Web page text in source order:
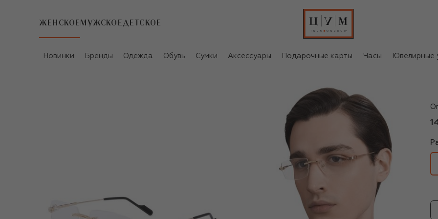
ЖЕНСКОЕ МУЖСКОЕ ДЕТСКОЕ
Новинки Бренды Одежда Обувь Сумки Аксессуары Подарочные карты Часы Ювелирные